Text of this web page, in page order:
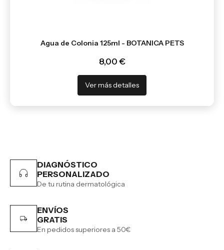
Agua de Colonia 125ml - BOTANICA PETS
8,00 €
Ver más detalles
DIAGNÓSTICO
PERSONALIZADO
De tu rutina dermatológica
ENVÍOS
GRATIS
En pedidos superiores a 50€